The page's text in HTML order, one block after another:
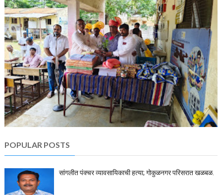
POPULAR POSTS
सांगलीत पंक्चर व्यावसायिकाची हत्या; गोकुळनगर परिसरात खळबळ.